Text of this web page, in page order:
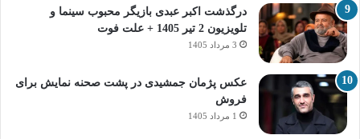
درگذشت اکبر عبدی بازیگر محبوب سینما و
تلویزیون 2 تیر 1405 + علت فوت
3 مرداد 1405
عکس پژمان جمشیدی در پشت صحنه نمایش برای
فروش
1 مرداد 1405